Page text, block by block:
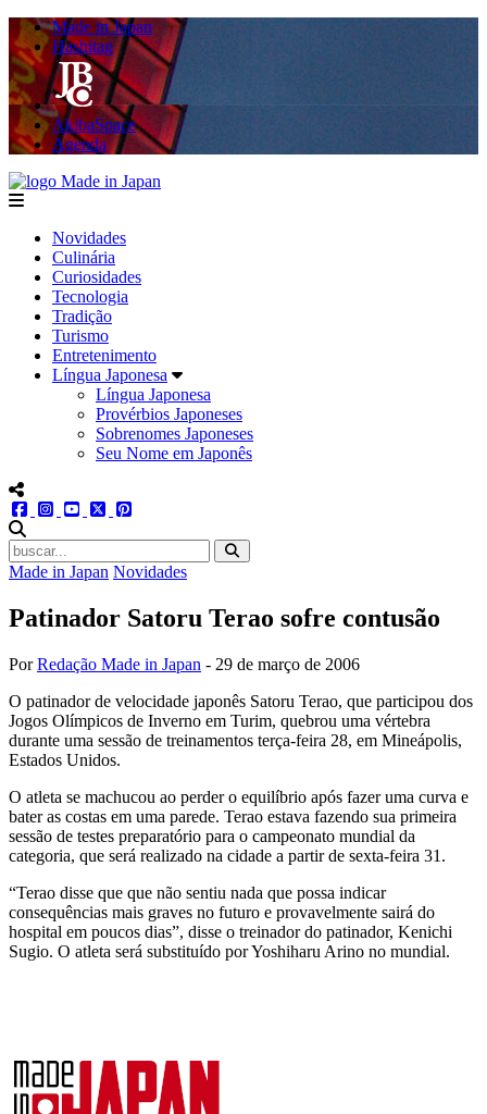
Made in Japan
Hashitag
AkibaSpace
Agenda
menu
Novidades
Culinária
Curiosidades
Tecnologia
Tradição
Turismo
Entretenimento
Língua Japonesa
Língua Japonesa
Provérbios Japoneses
Sobrenomes Japoneses
Seu Nome em Japonês
menu redes social
facebookinstagram
youtube
twitter
Made in Japan Novidades
Patinador Satoru Terao sofre contusão
PorRedação Made in Japan - 29 de março de 2006
O patinador de velocidade japonês Satoru Terao, que participou dos
Jogos Olímpicos de Inverno em Turim, quebrou uma vértebra
durante uma sessão de treinamentos terça-feira 28, em Mineápolis,
Estados Unidos.
O atleta se machucou ao perder o equilíbrio após fazer uma curva e
bater as costas em uma parede. Terao estava fazendo sua primeira
sessão de testes preparatório para o campeonato mundial da
categoria, que será realizado na cidade a partir de sexta-feira 31.
“Terao disse que que não sentiu nada que possa indicar
consequências mais graves no futuro e provavelmente sairá do
hospital em poucos dias”, disse o treinador do patinador, Kenichi
Sugio. O atleta será substituído por Yoshiharu Arino no mundial.